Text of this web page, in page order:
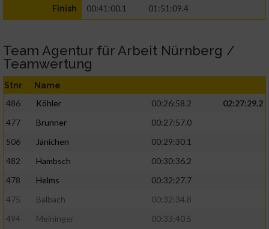
Finish 00:41:00.1 01:51:09.4
Team Agentur für Arbeit Nürnberg /
Teamwertung
Stnr Name
486 Köhler 00:26:58.2
02:27:29.2
477
Brunner
00:27:57.0
506
Jänichen
00:29:30.1
482
Hambsch
00:30:36.2
478
Helms
00:32:27.7
475
Balbach
00:32:34.8
494
Meininger
00:33:40.5